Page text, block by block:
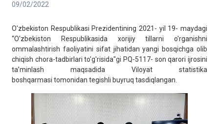
09/02/2022
O'zbekiston Respublikasi Prezidentining 2021- yil 19- maydagi
“O'zbekiston Respublikasida xorijiy tillarni o'rganishni
ommalashtirish faoliyatini sifat jihatidan yangi bosqichga olib
chiqish chora-tadbirlari to'g'risida"gi PQ-5117- son qarori ijrosini
ta’minlash maqsadida Viloyat statistika
boshqarmasi tomonidan tegishli buyruq tasdiqlangan.